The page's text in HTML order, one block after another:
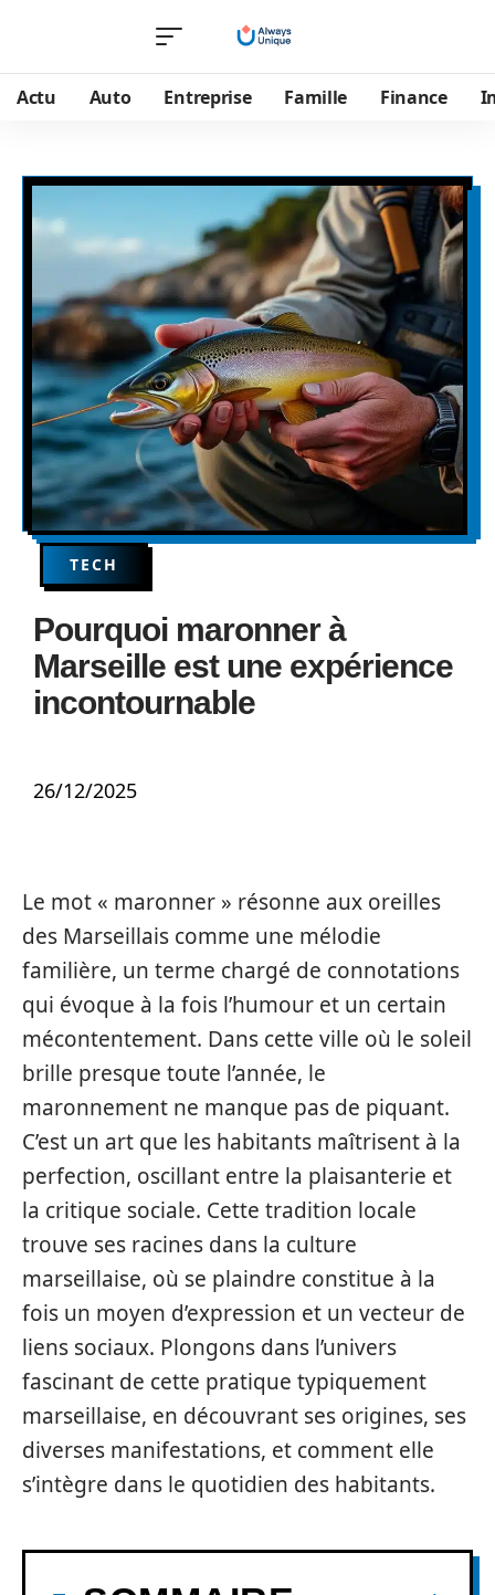
Actu Auto Entreprise Famille Finance
TECH
Pourquoi maronner à
Marseille est une expérience
incontournable
26/12/2025
Le mot « maronner » résonne aux oreilles
des Marseillais comme une mélodie
familière, un terme chargé de connotations
qui évoque à la fois l’humour et un certain
mécontentement. Dans cette ville où le soleil
brille presque toute l’année, le
maronnement ne manque pas de piquant.
C’est un art que les habitants maîtrisent à la
perfection, oscillant entre la plaisanterie et
la critique sociale. Cette tradition locale
trouve ses racines dans la culture
marseillaise, où se plaindre constitue à la
fois un moyen d’expression et un vecteur de
liens sociaux. Plongons dans l’univers
fascinant de cette pratique typiquement
marseillaise, en découvrant ses origines, ses
diverses manifestations, et comment elle
s’intègre dans le quotidien des habitants.